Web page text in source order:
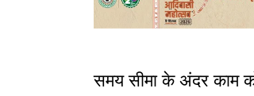
समय सीमा के अंदर काम